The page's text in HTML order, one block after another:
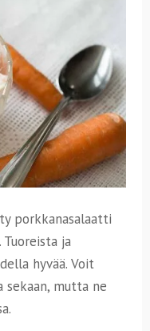
porkkanasalaatti
ja
hyvää. Voit
sekaan, mutta ne